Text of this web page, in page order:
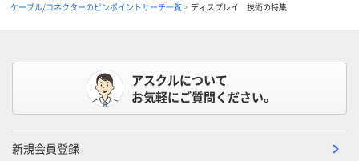
ケーブル/コネクターのピンポイントサーチ一覧
ディスプレイ 技術の特集
アスクルについて
お気軽にご質問ください。
新規会員登録